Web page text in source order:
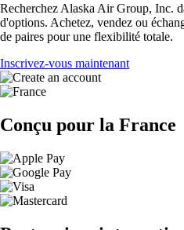
Recherchez Alaska Air Group, Inc.
d'options. Achetez, vendez ou
de paires pour une flexibilité totale.
Inscrivez-vous maintenant
Conçu pour la France